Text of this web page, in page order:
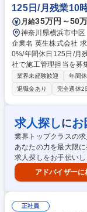
存保険営業】年休125
125日/月残業10
月給35万円～50
神奈川県横浜市中区
企業名 英生株式会社 求人名 【消防・訓練施設の施工管理】公共案件10
0%/年間休日125日/月残業10時間以下 仕事
社で施工管理担当を募
コンなどの依頼主と
(JWW)で施工図面の作成を行います。 ※入
工手配・管理：実際に
い、協力会社への依頼
業の安全確認、進捗
3ヶ月で施設が完成！
配を行います。 募集職種 【消防・訓練施設の施工管理】公共案件100%/
年間休日125日/月残業
業界未経験歓迎 年間
退職金あり
完全週休2
求人探しにお
業界トップクラスの求
あなたの力を最大限
求人探しをお手伝いし
アドバイザーに
正社員